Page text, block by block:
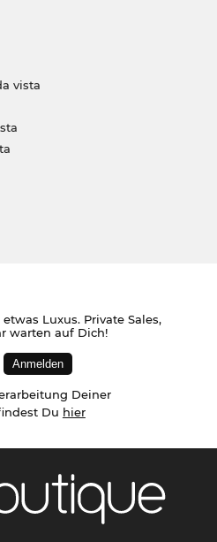
vista
Luxus. Private Sales,
warten auf Dich!
Deiner
Du hier